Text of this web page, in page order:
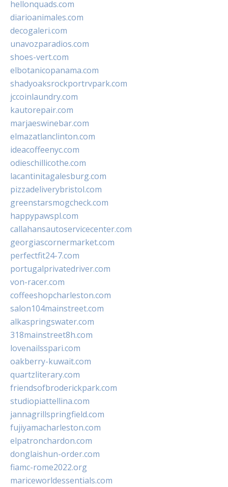
hellonquads.com
diarioanimales.com
decogaleri.com
unavozparadios.com
shoes-vert.com
elbotanicopanama.com
shadyoaksrockportrvpark.com
jccoinlaundry.com
kautorepair.com
marjaeswinebar.com
elmazatlanclinton.com
ideacoffeenyc.com
odieschillicothe.com
lacantinitagalesburg.com
pizzadeliverybristol.com
greenstarsmogcheck.com
happypawspl.com
callahansautoservicecenter.com
georgiascornermarket.com
perfectfit24-7.com
portugalprivatedriver.com
von-racer.com
coffeeshopcharleston.com
salon104mainstreet.com
alkaspringswater.com
318mainstreet8h.com
lovenailsspari.com
oakberry-kuwait.com
quartzliterary.com
friendsofbroderickpark.com
studiopiattellina.com
jannagrillspringfield.com
fujiyamacharleston.com
elpatronchardon.com
donglaishun-order.com
fiamc-rome2022.org
mariceworldessentials.com